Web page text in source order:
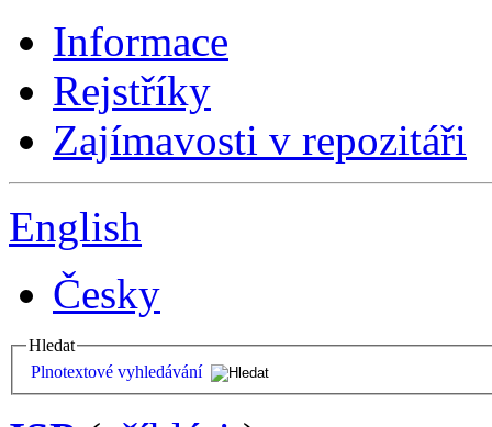
Informace
Rejstříky
Zajímavosti v repozitáři
English
Česky
Hledat
Plnotextové vyhledávání